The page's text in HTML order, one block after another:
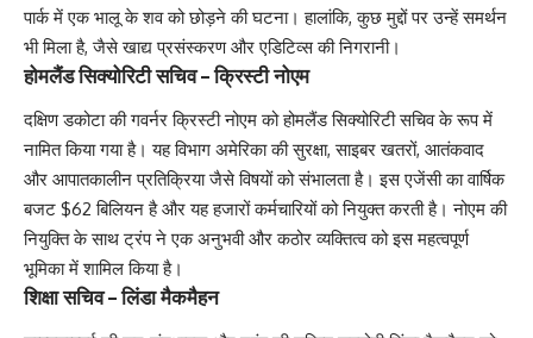
पार्क में एक भालू के शव को छोड़ने की घटना। हालांकि, कुछ मुद्दों पर उन्हें समर्थन
भी मिला है, जैसे खाद्य प्रसंस्करण और एडिटिव्स की निगरानी।
होमलैंड सिक्योरिटी सचिव – क्रिस्टी नोएम
दक्षिण डकोटा की गवर्नर क्रिस्टी नोएम को होमलैंड सिक्योरिटी सचिव के रूप में
नामित किया गया है। यह विभाग अमेरिका की सुरक्षा, साइबर खतरों, आतंकवाद
और आपातकालीन प्रतिक्रिया जैसे विषयों को संभालता है। इस एजेंसी का वार्षिक
बजट $62 बिलियन है और यह हजारों कर्मचारियों को नियुक्त करती है। नोएम की
नियुक्ति के साथ ट्रंप ने एक अनुभवी और कठोर व्यक्तित्व को इस महत्वपूर्ण
भूमिका में शामिल किया है।
शिक्षा सचिव – लिंडा मैकमैहन